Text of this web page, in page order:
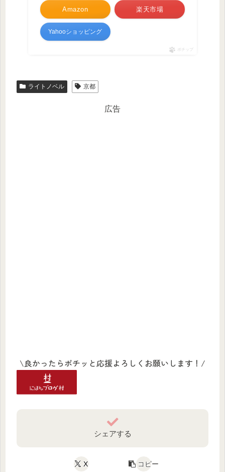
Amazon 楽天市場
Yahooショッピング
ポチップ
ライトノベル 京都
広告
\良かったらポチッと応援よろしくお願いします！/
シェアする
X コピー